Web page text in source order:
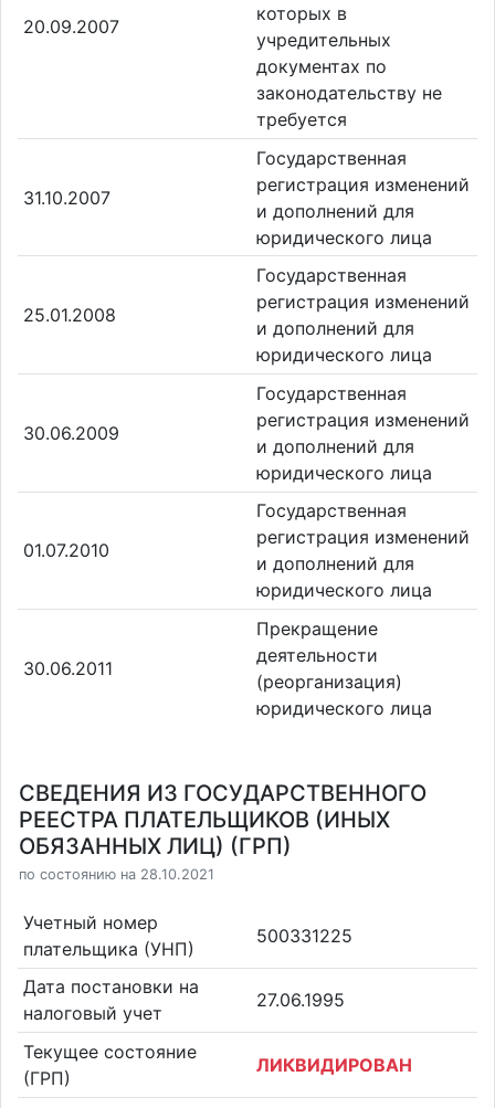
20.09.2007
которых в
учредительных
документах по
законодательству не
требуется
31.10.2007
Государственная
регистрация изменений
и дополнений для
юридического лица
25.01.2008
Государственная
регистрация изменений
и дополнений для
юридического лица
30.06.2009
Государственная
регистрация изменений
и дополнений для
юридического лица
01.07.2010
Государственная
регистрация изменений
и дополнений для
юридического лица
30.06.2011
Прекращение
деятельности
(реорганизация)
юридического лица
СВЕДЕНИЯ ИЗ ГОСУДАРСТВЕННОГО
РЕЕСТРА ПЛАТЕЛЬЩИКОВ (ИНЫХ
ОБЯЗАННЫХ ЛИЦ) (ГРП)
по состоянию на 28.10.2021
Учетный номер
плательщика (УНП)
500331225
Дата постановки на
налоговый учет
27.06.1995
Текущее состояние
(ГРП)
ЛИКВИДИРОВАН